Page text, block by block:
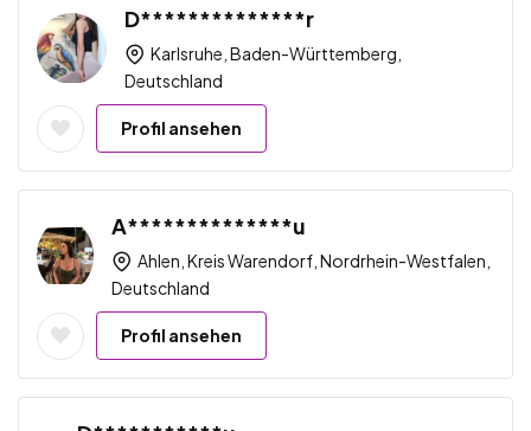
D**************r
Karlsruhe, Baden-Württemberg,
Deutschland
Profil ansehen
A**************u
Ahlen, Kreis Warendorf, Nordrhein-Westfalen,
Deutschland
Profil ansehen